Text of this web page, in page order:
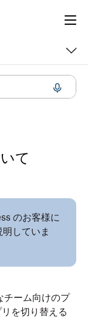
て
のお客様に
していま
ーム向けのプ
を切り替える